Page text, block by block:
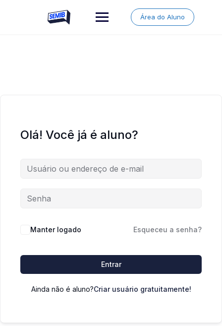
Área do Aluno
Olá! Você já é aluno?
Manter logado Esqueceu a senha?
Entrar
Ainda não é aluno?Criar usuário gratuitamente!